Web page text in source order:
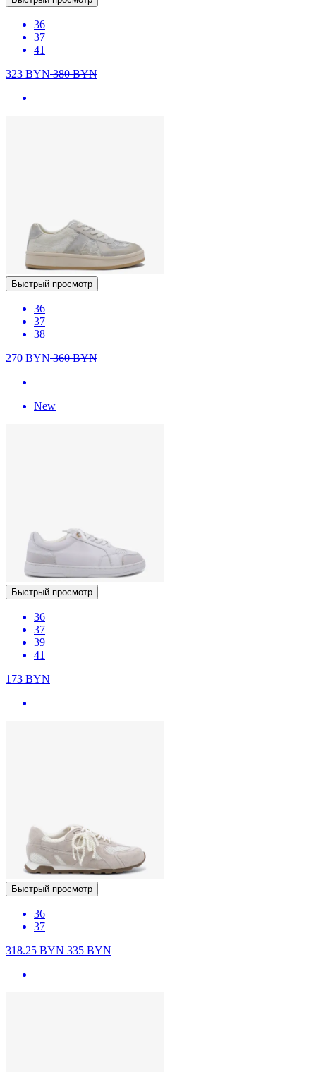
36
37
41
323 BYN380BYN
Быстрый просмотр
36
37
38
270 BYN360BYN
New
Быстрый просмотр
36
37
39
41
173 BYN
Быстрый просмотр
36
37
318.25 BYN335BYN